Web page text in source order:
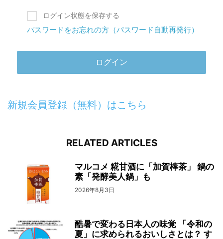
ログイン状態を保存する
パスワードをお忘れの方（パスワード自動再発行）
新規会員登録（無料）はこちら
RELATED ARTICLES
マルコメ 糀甘酒に「加賀棒茶」 鍋の
素「発酵美人鍋」も
2026年8月3日
酷暑で変わる日本人の味覚 「令和の
夏」に求められるおいしさとは？ す